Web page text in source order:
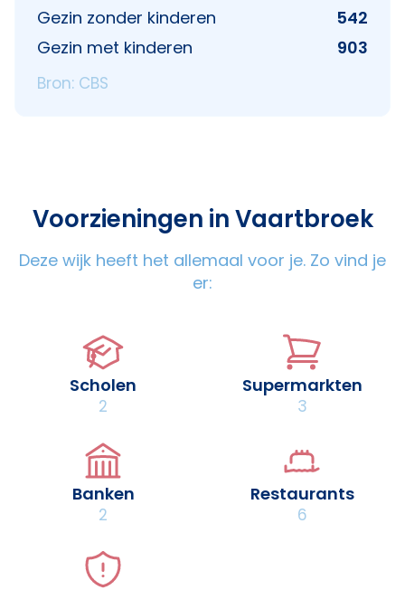
Gezin zonder kinderen
542
Gezin met kinderen
903
Bron: CBS
Voorzieningen in Vaartbroek
Deze wijk heeft het allemaal voor je. Zo vind je
er:
Scholen
2
Supermarkten
3
Banken
2
Restaurants
6